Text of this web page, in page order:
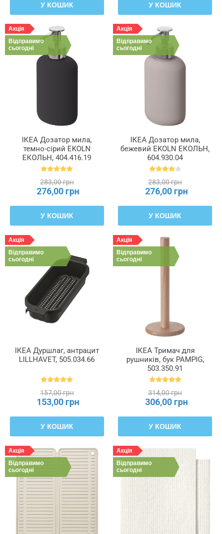
У КОШИК У КОШИК
Акція
Відправимо
сьогодні
ІКЕА Дозатор мила,
темно-сірий EKOLN
ЕКОЛЬН, 404.416.19
283,00 грн
276,00 грн
У КОШИК
Акція
Відправимо
сьогодні
ІКЕА Дозатор мила,
бежевий EKOLN ЕКОЛЬН,
604.930.04
283,00 грн
276,00 грн
У КОШИК
Акція
Відправимо
сьогодні
ІКЕА Дуршлаг, антрацит
LILLHAVET, 505.034.66
157,00 грн
153,00 грн
У КОШИК
Акція
Відправимо
сьогодні
ІКЕА Тримач для
рушників, бук PAMPIG,
503.350.91
314,00 грн
306,00 грн
У КОШИК
Акція
Відправимо
сьогодні
Акція
Відправимо
сьогодні